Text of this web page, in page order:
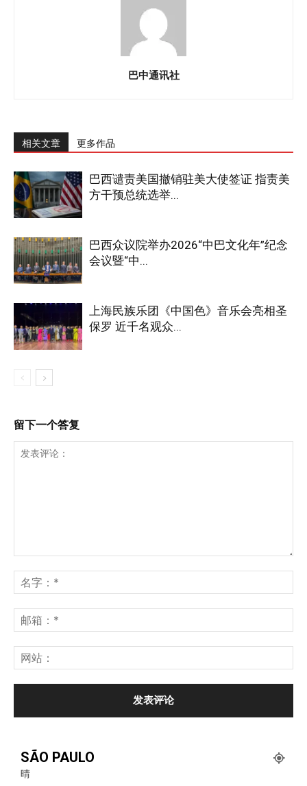
巴中通讯社
相关文章 更多作品
巴西谴责美国撤销驻美大使签证 指责美
方干预总统选举...
巴西众议院举办2026“中巴文化年”纪念
会议暨“中...
上海民族乐团《中国色》音乐会亮相圣
保罗 近千名观众...
留下一个答复
SÃO PAULO
晴